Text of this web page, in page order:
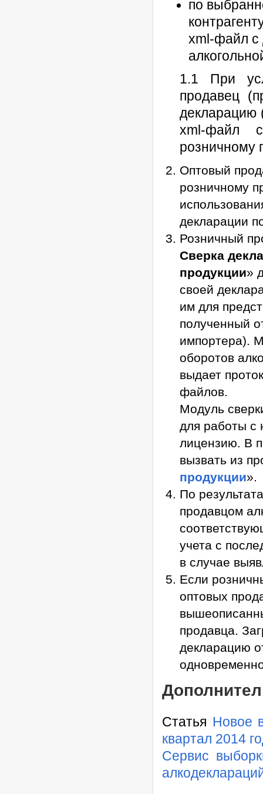
по
xml-файл с
1.1 При
продавец
декларацию
xml-файл
розничному
Оптовый
розничному
декларации
Розничный
Сверка
продукции»
своей
им для
полученный
импортера).
оборотов
выдает
файлов.
Модуль
для работы с
лицензию. В
вызвать из
продукции».
По
продавцом
учета с
в случае
Если
оптовых
продавца.
декларацию
Статья Новое
квартал 2014
Сервис